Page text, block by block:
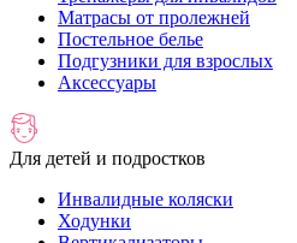
Матрасы от пролежней
Постельное белье
Подгузники для взрослых
Аксессуары
Для детей и подростков
Инвалидные коляски
Ходунки